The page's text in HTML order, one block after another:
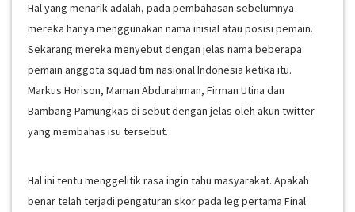
Hal yang menarik adalah, pada pembahasan sebelumnya
mereka hanya menggunakan nama inisial atau posisi pemain.
Sekarang mereka menyebut dengan jelas nama beberapa
pemain anggota squad tim nasional Indonesia ketika itu.
Markus Horison, Maman Abdurahman, Firman Utina dan
Bambang Pamungkas di sebut dengan jelas oleh akun twitter
yang membahas isu tersebut.
Hal ini tentu menggelitik rasa ingin tahu masyarakat. Apakah
benar telah terjadi pengaturan skor pada leg pertama Final